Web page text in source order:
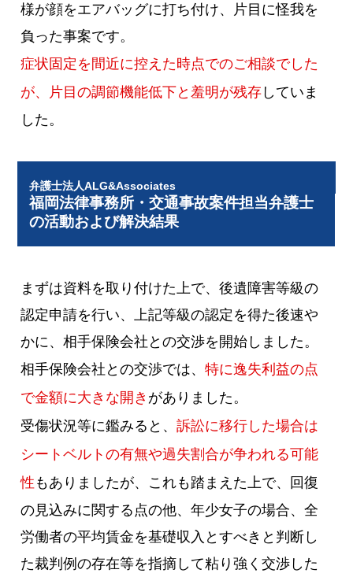
様が顔をエアバッグに打ち付け、片目に怪我を
負った事案です。
症状固定を間近に控えた時点でのご相談でした
が、片目の調節機能低下と羞明が残存 していま
した。
弁護士法人ALG&Associates
福岡法律事務所・交通事故案件担当弁護士
の活動および解決結果
まずは資料を取り付けた上で、後遺障害等級の
認定申請を行い、上記等級の認定を得た後速や
かに、相手保険会社との交渉を開始しました。
相手保険会社との交渉では、特に逸失利益の点
で金額に大きな開き がありました。
受傷状況等に鑑みると、訴訟に移行した場合は
シートベルトの有無や過失割合が争われる可能
性 もありましたが、これも踏まえた上で、回復
の見込みに関する点の他、年少女子の場合、全
労働者の平均賃金を基礎収入とすべきと判断し
た裁判例の存在等を指摘して粘り強く交渉した